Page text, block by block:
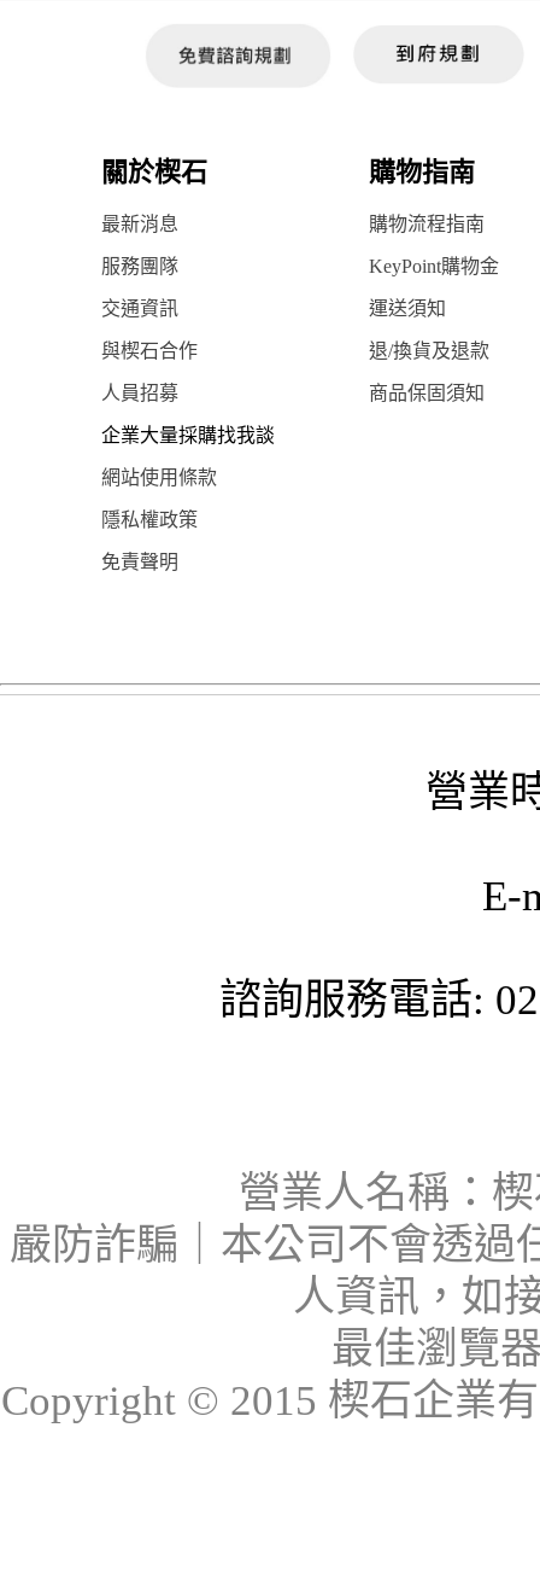
關於楔石 購物指南
最新消息 購物流程指南
服務團隊 KeyPoint購物金
交通資訊 運送須知
與楔石合作 退/換貨及退款
人員招募 商品保固須知
企業大量採購找我談
網站使用條款
隱私權政策
免責聲明
營業
E-
諮詢服務電話:
營業人名稱：
嚴防詐騙｜本公司不會透過
人資訊，如
最佳瀏覽
Copyright © 2015 楔石企業